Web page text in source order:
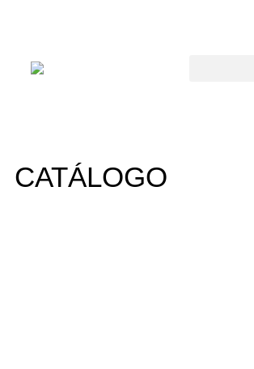
CATÁLOGO